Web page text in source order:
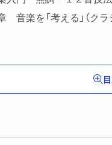
音楽を「考える」（ク